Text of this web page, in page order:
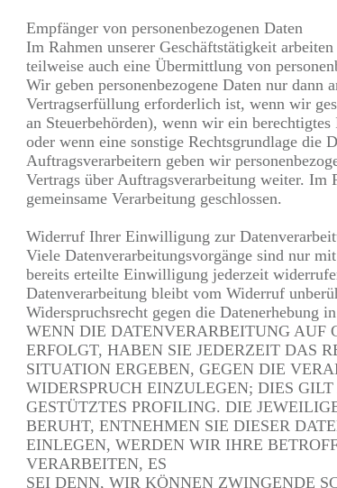
Empfänger von personenbezogenen Daten
Im Rahmen unserer Geschäftstätigkeit
teilweise auch eine Übermittlung von
Wir geben personenbezogene Daten nur
Vertragserfüllung erforderlich ist, wenn wir
an Steuerbehörden), wenn wir ein
oder wenn eine sonstige Rechtsgrundlage die
Auftragsverarbeitern geben wir
Vertrags über Auftragsverarbeitung weiter. Im
gemeinsame Verarbeitung geschlossen.
Widerruf Ihrer Einwilligung zur
Viele Datenverarbeitungsvorgänge sind nur
bereits erteilte Einwilligung jederzeit
Datenverarbeitung bleibt vom Widerruf
Widerspruchsrecht gegen die Datenerhebung
WENN DIE DATENVERARBEITUNG AUF
ERFOLGT, HABEN SIE JEDERZEIT DAS
SITUATION ERGEBEN, GEGEN DIE
WIDERSPRUCH EINZULEGEN; DIES
GESTÜTZTES PROFILING. DIE
BERUHT, ENTNEHMEN SIE DIESER
EINLEGEN, WERDEN WIR IHRE
VERARBEITEN, ES
SEI DENN, WIR KÖNNEN ZWINGENDE